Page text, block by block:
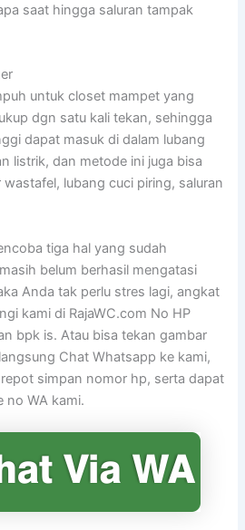
saat hingga saluran tampak
untuk closet mampet yang
dgn satu kali tekan, sehingga
dapat masuk di dalam lubang
listrik, dan metode ini juga bisa
lubang cuci piring, saluran
tiga hal yang sudah
belum berhasil mengatasi
Anda tak perlu stres lagi, angkat
kami di RajaWC.com No HP
bpk is. Atau bisa tekan gambar
Chat Whatsapp ke kami,
simpan nomor hp, serta dapat
no WA kami.